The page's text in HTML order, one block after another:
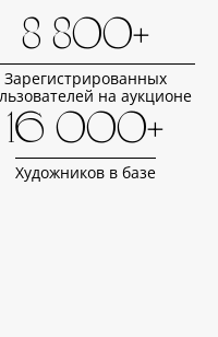
8 800+
Зарегистрированных
на аукционе
16 000+
Художников в базе